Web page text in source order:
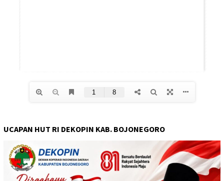
UCAPAN HUT RI DEKOPIN KAB. BOJONEGORO